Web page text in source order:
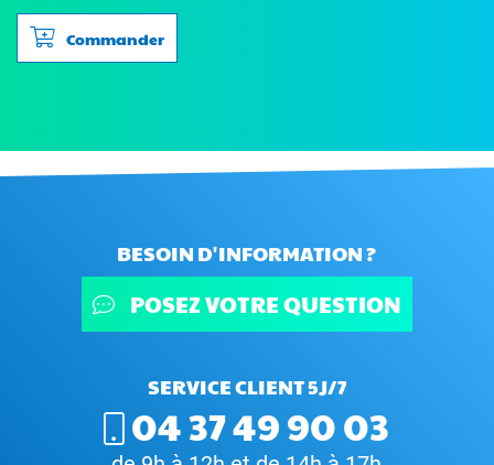
Commander
BESOIN D'INFORMATION ?
POSEZ VOTRE QUESTION
SERVICE CLIENT 5J/7
04 37 49 90 03